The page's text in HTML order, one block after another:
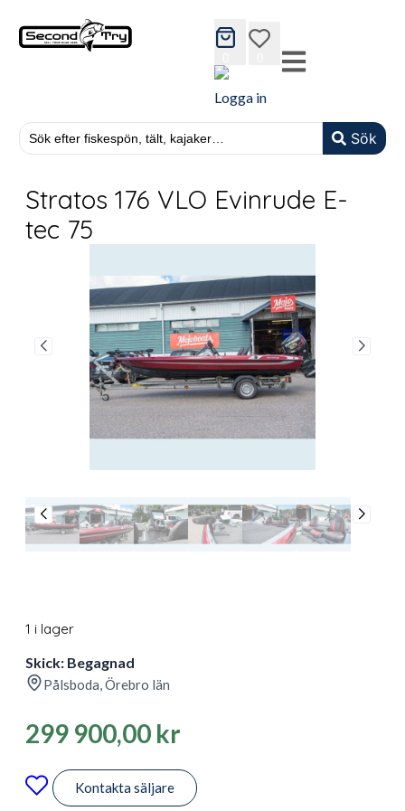
Sök
wishlist
Logga in
Stratos 176 VLO Evinrude E-
tec 75
1 i lager
Skick: Begagnad
Pålsboda, Örebro län
299 900,00 kr
Kontakta säljare